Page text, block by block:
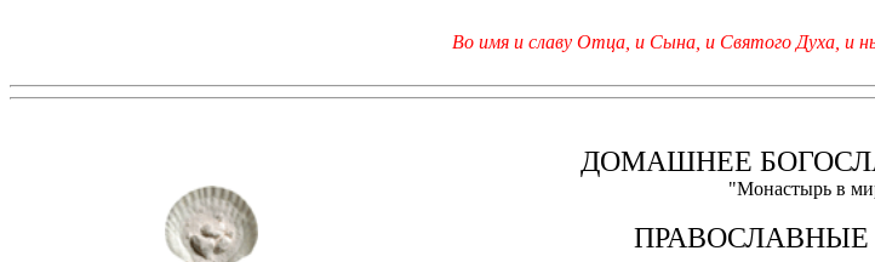
Во имя и славу Отца, и Сына, и Святого Духа, и
ДОМАШНЕЕ
"Монастырь в